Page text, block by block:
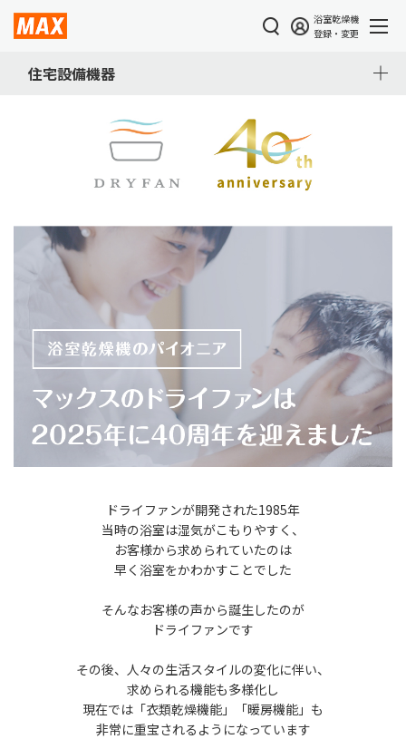
浴室乾燥機
登録・変更
住宅設備機器
ドライファンが開発された1985年
当時の浴室は湿気がこもりやすく、
お客様から求められていたのは
早く浴室をかわかすことでした
そんなお客様の声から誕生したのが
ドライファンです
その後、人々の生活スタイルの変化に伴い、
求められる機能も多様化し
現在では「衣類乾燥機能」「暖房機能」も
非常に重宝されるようになっています